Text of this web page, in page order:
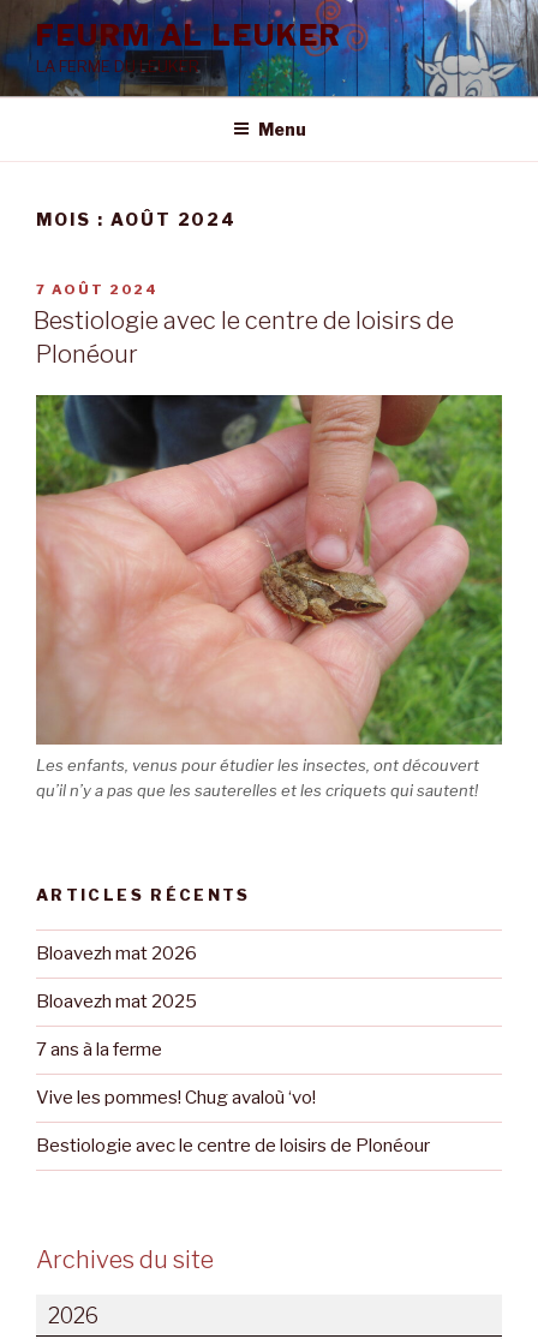
au
contenu
principal
FEURM AL LEUKER
LA FERME DU LEUKER
Menu
MOIS : AOÛT 2024
PUBLIÉ
LE
7 AOÛT 2024
Bestiologie avec le centre de loisirs de
Plonéour
Les enfants, venus pour étudier les insectes, ont découvert
qu’il n’y a pas que les sauterelles et les criquets qui sautent!
ARTICLES RÉCENTS
Bloavezh mat 2026
Bloavezh mat 2025
7 ans à la ferme
Vive les pommes! Chug avaloù ‘vo!
Bestiologie avec le centre de loisirs de Plonéour
Archives du site
2026